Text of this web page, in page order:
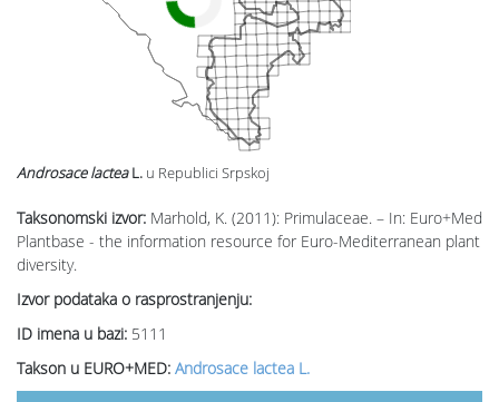
Taksonomski izvor: Marhold, K. (2011): Primulaceae. – In: Euro+Med
Plantbase - the information resource for Euro-Mediterranean plant
diversity.
Izvor podataka o rasprostranjenju:
ID imena u bazi: 5111
Takson u EURO+MED: Androsace lactea L.
Androsace lacteaL. u Republici Srpskoj